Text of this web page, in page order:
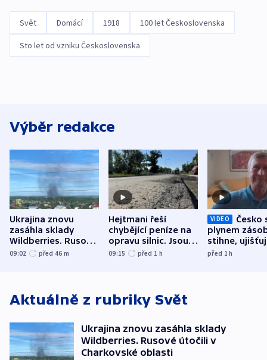
Svět Domácí 1918 100 let Československa
Sto let od vzniku Československa
Výběr redakce
Ukrajina znovu
zasáhla sklady
Wildberries. Rusové
útočili v Charkovské
09:02 před 46 m
Hejtmani řeší
chybějící peníze na
opravu silnic. Jsou
nenárokové, namítá
09:15 před 1 h
VIDEO
Česko
plynem
stihne,
expert.
před 1h
Aktuálně z rubriky Svět
Ukrajina znovu zasáhla sklady
Wildberries. Rusové útočili v
Charkovské oblasti